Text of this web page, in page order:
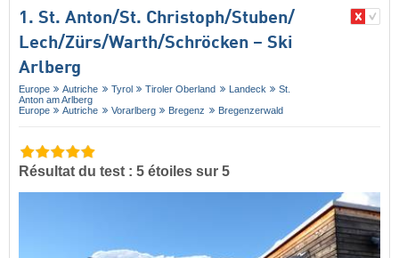
1. St. Anton/​St. Christoph/​Stuben/​
Lech/​Zürs/​Warth/​Schröcken – Ski
Arlberg
Europe Autriche Tyrol Tiroler Oberland Landeck
St.
Anton am Arlberg
Europe
Autriche Vorarlberg Bregenz Bregenzerwald
Résultat du test : 5 étoiles sur 5